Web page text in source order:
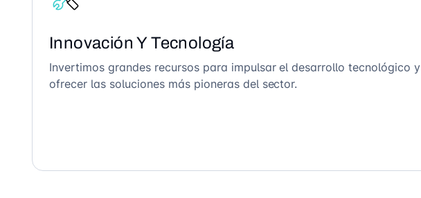
Innovación Y Tecnología
Invertimos grandes recursos para impulsar el desarrollo tecnológico y
ofrecer las soluciones más pioneras del sector.